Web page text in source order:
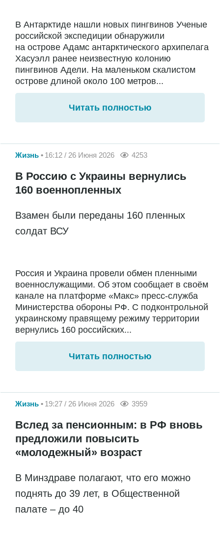
В Антарктиде нашли новых пингвинов Ученые
российской экспедиции обнаружили
на острове Адамс антарктического архипелага
Хасуэлл ранее неизвестную колонию
пингвинов Адели. На маленьком скалистом
острове длиной около 100 метров...
Читать полностью
Жизнь 16:12 / 26 Июня 2026 4253
В Россию с Украины вернулись
160 военнопленных
Взамен были переданы 160 пленных
солдат ВСУ
Россия и Украина провели обмен пленными
военнослужащими. Об этом сообщает в своём
канале на платформе «Макс» пресс-служба
Министерства обороны РФ. С подконтрольной
украинскому правящему режиму территории
вернулись 160 российских...
Читать полностью
Жизнь 19:27 / 26 Июня 2026 3959
Вслед за пенсионным: в РФ вновь
предложили повысить
«молодежный» возраст
В Минздраве полагают, что его можно
поднять до 39 лет, в Общественной
палате – до 40